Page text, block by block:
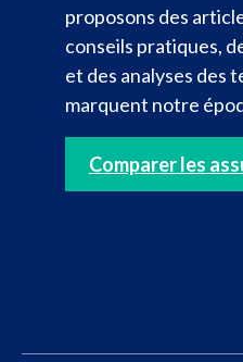
proposons des
conseils pratiques,
et des analyses des
marquent notre
Comparer les